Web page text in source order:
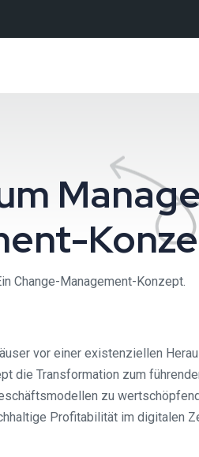
Change-Management-Konzept.
vor einer existenziellen
die Transformation zum
zu
Profitabilität im digitalen